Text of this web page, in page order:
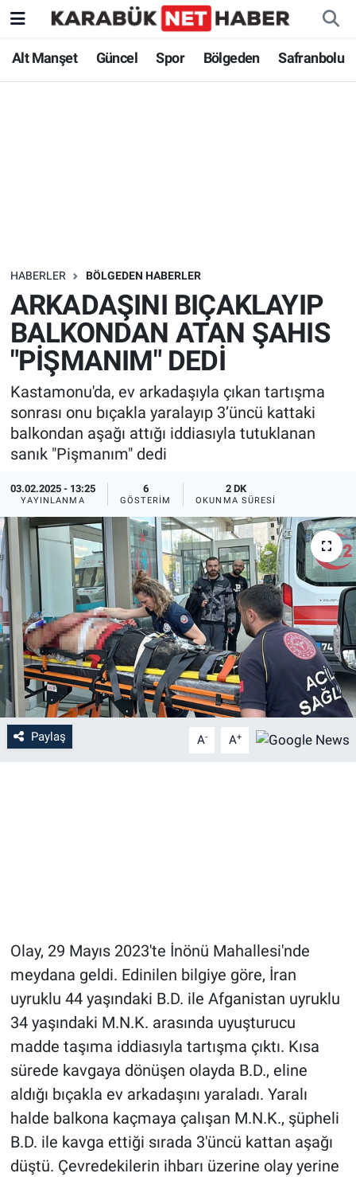
Alt Manşet Güncel Spor Bölgeden Safranbolu
HABERLER BÖLGEDEN HABERLER
ARKADAŞINI BIÇAKLAYIP
BALKONDAN ATAN ŞAHIS
"PİŞMANIM" DEDİ
Kastamonu'da, ev arkadaşıyla çıkan tartışma
sonrası onu bıçakla yaralayıp 3’üncü kattaki
balkondan aşağı attığı iddiasıyla tutuklanan
sanık "Pişmanım" dedi
03.02.2025 - 13:25
YAYINLANMA
6
GÖSTERIM
2 DK
OKUNMA SÜRESI
Paylaş A- A+
Olay, 29 Mayıs 2023'te İnönü Mahallesi'nde
meydana geldi. Edinilen bilgiye göre, İran
uyruklu 44 yaşındaki B.D. ile Afganistan uyruklu
34 yaşındaki M.N.K. arasında uyuşturucu
madde taşıma iddiasıyla tartışma çıktı. Kısa
sürede kavgaya dönüşen olayda B.D., eline
aldığı bıçakla ev arkadaşını yaraladı. Yaralı
halde balkona kaçmaya çalışan M.N.K., şüpheli
B.D. ile kavga ettiği sırada 3'üncü kattan aşağı
düştü. Çevredekilerin ihbarı üzerine olay yerine